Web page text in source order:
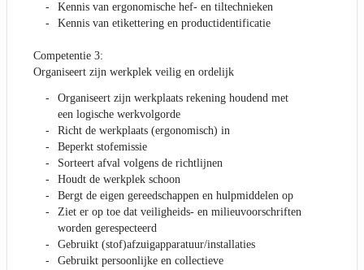
Kennis van ergonomische hef- en tiltechnieken
Kennis van etikettering en productidentificatie
Competentie 3:
Organiseert zijn werkplek veilig en ordelijk
Organiseert zijn werkplaats rekening houdend met
een logische werkvolgorde
Richt de werkplaats (ergonomisch) in
Beperkt stofemissie
Sorteert afval volgens de richtlijnen
Houdt de werkplek schoon
Bergt de eigen gereedschappen en hulpmiddelen op
Ziet er op toe dat veiligheids- en milieuvoorschriften
worden gerespecteerd
Gebruikt (stof)afzuigapparatuur/installaties
Gebruikt persoonlijke en collectieve